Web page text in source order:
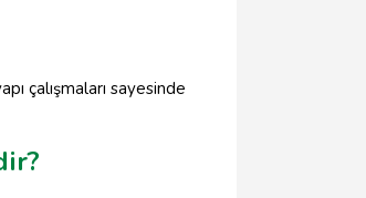
çalışmaları sayesinde